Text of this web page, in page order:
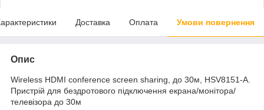
Доставка Оплата Умови повернення
Опис
Wireless HDMI conference screen sharing, до 30м, HSV8151-A.
Пристрій для бездротового підключення екрана/монітора/
телевізора до 30м